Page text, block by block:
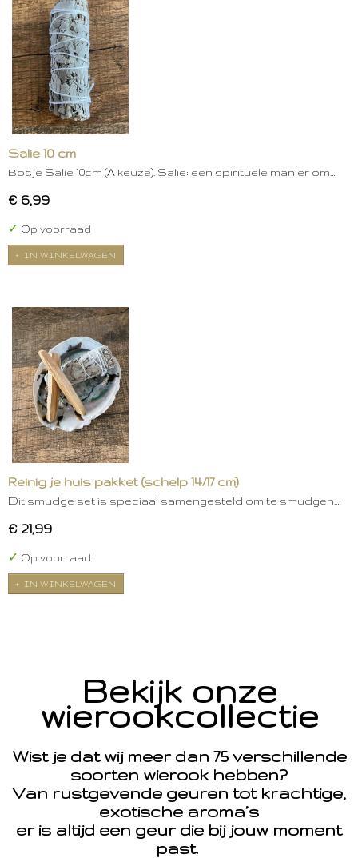
Salie 10 cm
Bosje Salie 10cm (A keuze). Salie: een spirituele manier om…
€ 6,99
✓ Op voorraad
IN WINKELWAGEN
Reinig je huis pakket (schelp 14/17 cm)
Dit smudge set is speciaal samengesteld om te smudgen.…
€ 21,99
✓ Op voorraad
IN WINKELWAGEN
Bekijk onze
wierookcollectie
Wist je dat wij meer dan 75 verschillende
soorten wierook hebben?
Van rustgevende geuren tot krachtige,
exotische aroma’s
er is altijd een geur die bij jouw moment
past.